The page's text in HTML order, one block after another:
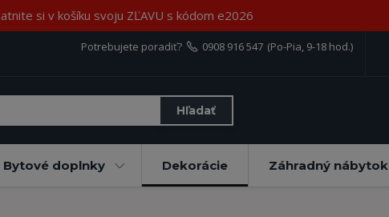
si v košíku svoju ZĽAVU s kódom e2026
Hľadať
Potrebujete poradiť? 0908 916 547 (Po-Pia, 9-18 hod.)
Bytové doplnky Dekorácie Záhradný nábytok